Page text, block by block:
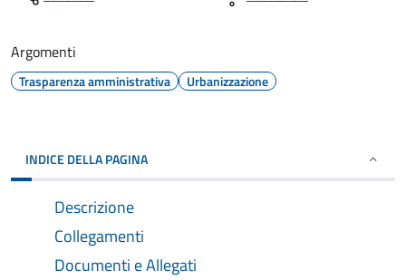
Argomenti
Trasparenza amministrativa Urbanizzazione
INDICE DELLA PAGINA
Descrizione
Collegamenti
Documenti e Allegati